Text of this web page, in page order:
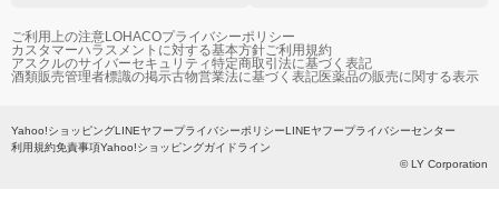
ご利用上の注意LOHACOプライバシーポリシー
カスタマーハラスメントに対する基本方針ご利用規約
アスクルのサイバーセキュリティ特定商取引法に基づく表記
酒類販売管理者標識の掲示古物営業法に基づく表記医薬品の販売に関する表示
Yahoo!ショッピングLINEヤフープライバシーポリシーLINEヤフープライバシーセンター
利用規約免責事項Yahoo!ショッピングガイドライン
© LY Corporation